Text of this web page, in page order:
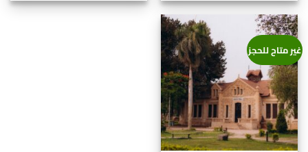
غير متاح للحجز